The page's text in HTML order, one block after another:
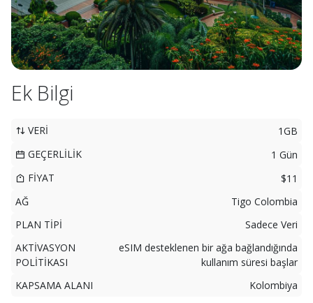
Ek Bilgi
VERİ
1GB
GEÇERLİLİK
1 Gün
FİYAT
$11
AĞ
Tigo Colombia
PLAN TİPİ
Sadece Veri
AKTİVASYON
POLİTİKASI
eSIM desteklenen bir ağa bağlandığında
kullanım süresi başlar
KAPSAMA ALANI
Kolombiya